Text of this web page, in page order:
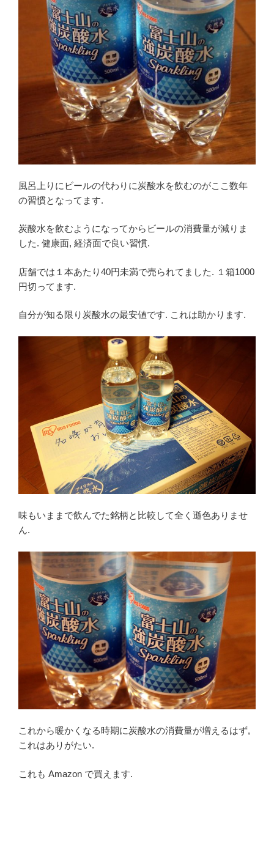
風呂上りにビールの代わりに炭酸水を飲むのがここ数年
の習慣となってます.
炭酸水を飲むようになってからビールの消費量が減りま
した. 健康面, 経済面で良い習慣.
店舗では１本あたり40円未満で売られてました. １箱1000
円切ってます.
自分が知る限り炭酸水の最安値です. これは助かります.
味もいままで飲んでた銘柄と比較して全く遜色ありませ
ん.
これから暖かくなる時期に炭酸水の消費量が増えるはず,
これはありがたい.
これも Amazon で買えます.